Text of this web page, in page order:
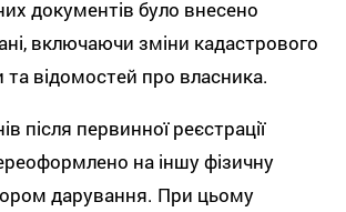
документів було внесено
включаючи зміни кадастрового
відомостей про власника.
після первинної реєстрації
на іншу фізичну
дарування. При цьому